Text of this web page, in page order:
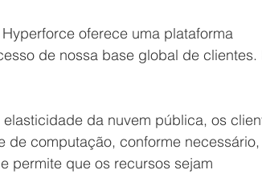
oferece uma plataforma
de nossa base global de clientes.
elasticidade da nuvem pública, os
computação, conforme
permite que os recursos sejam